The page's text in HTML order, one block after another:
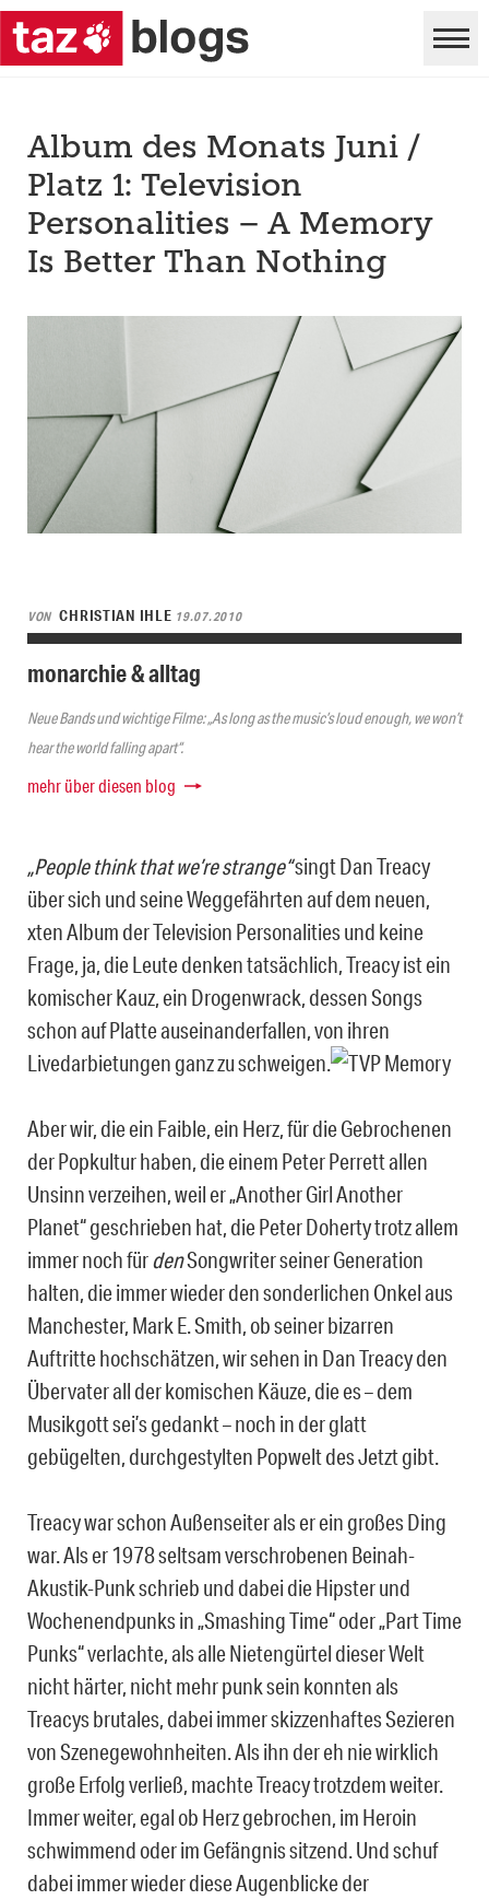
Album des Monats Juni /
Platz 1: Television
Personalities – A Memory
Is Better Than Nothing
VON CHRISTIAN IHLE 19.07.2010
monarchie & alltag
Neue Bands und wichtige Filme: „As long as the music’s loud enough, we won’t
hear the world falling apart“.
mehr über diesen blog
„People think that we’re strange“singt Dan Treacy
über sich und seine Weggefährten auf dem neuen,
xten Album der Television Personalities und keine
Frage, ja, die Leute denken tatsächlich, Treacy ist ein
komischer Kauz, ein Drogenwrack, dessen Songs
schon auf Platte auseinanderfallen, von ihren
Livedarbietungen ganz zu schweigen.
Aber wir, die ein Faible, ein Herz, für die Gebrochenen
der Popkultur haben, die einem Peter Perrett allen
Unsinn verzeihen, weil er „Another Girl Another
Planet“ geschrieben hat, die Peter Doherty trotz allem
immer noch fürdenSongwriter seiner Generation
halten, die immer wieder den sonderlichen Onkel aus
Manchester, Mark E. Smith, ob seiner bizarren
Auftritte hochschätzen, wir sehen in Dan Treacy den
Übervater all der komischen Käuze, die es – dem
Musikgott sei’s gedankt – noch in der glatt
gebügelten, durchgestylten Popwelt des Jetzt gibt.
Treacy war schon Außenseiter als er ein großes Ding
war. Als er 1978 seltsam verschrobenen Beinah-
Akustik-Punk schrieb und dabei die Hipster und
Wochenendpunks in „Smashing Time“ oder „Part Time
Punks“ verlachte, als alle Nietengürtel dieser Welt
nicht härter, nicht mehr punk sein konnten als
Treacys brutales, dabei immer skizzenhaftes Sezieren
von Szenegewohnheiten. Als ihn der eh nie wirklich
große Erfolg verließ, machte Treacy trotzdem weiter.
Immer weiter, egal ob Herz gebrochen, im Heroin
schwimmend oder im Gefängnis sitzend. Und schuf
dabei immer wieder diese Augenblicke der